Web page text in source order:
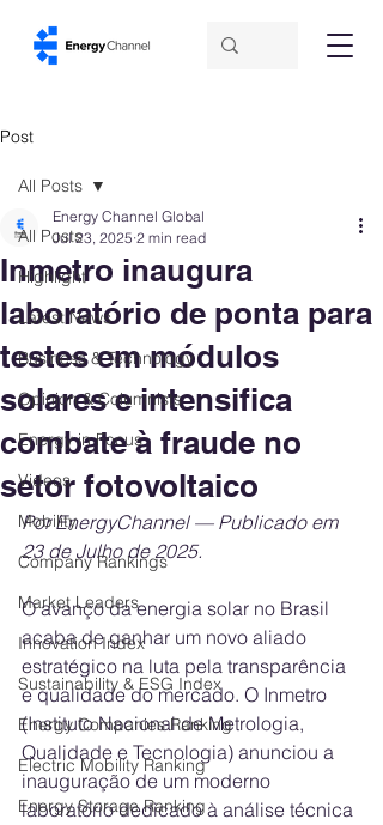
Post
All Posts
Highlight
Latest News
Business & Technology
Opinion & Columnists
Energy in Focus
Videos
Mobility
Company Rankings
Market Leaders
Innovation Index
Sustainability & ESG Index
Energy Companies Ranking
Electric Mobility Ranking
Energy Storage Ranking
All Posts
Inmetro inaugura
laboratório de ponta para
testes em módulos
solares e intensifica
combate à fraude no
setor fotovoltaico
Energy Channel Global
Jul 23, 2025 2 min read
Por EnergyChannel — Publicado em
23 de Julho de 2025.
O avanço da energia solar no Brasil
acaba de ganhar um novo aliado
estratégico na luta pela transparência
e qualidade do mercado. O Inmetro
(Instituto Nacional de Metrologia,
Qualidade e Tecnologia) anunciou a
inauguração de um moderno
laboratório dedicado à análise técnica